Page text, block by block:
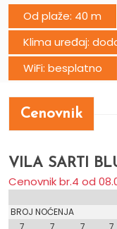
Od plaže: 40 m
Klima uređaj:
WiFi: besplatno
Cenovnik
VILA SARTI
Cenovnik br.4 od
/ BROJ NOĆENJA